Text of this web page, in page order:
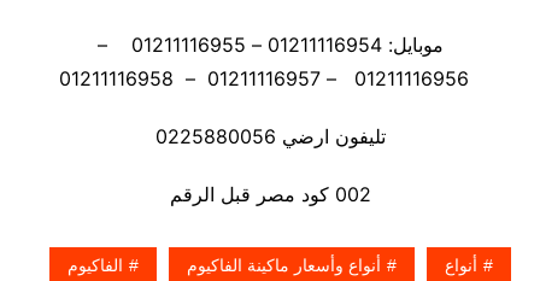
موبايل: 01211116954 – 01211116955 –
تليفون ارضي 0225880056
002 كود مصر قبل الرقم
أنواع أنواع وأسعار ماكينة الفاكيوم الفاكيوم